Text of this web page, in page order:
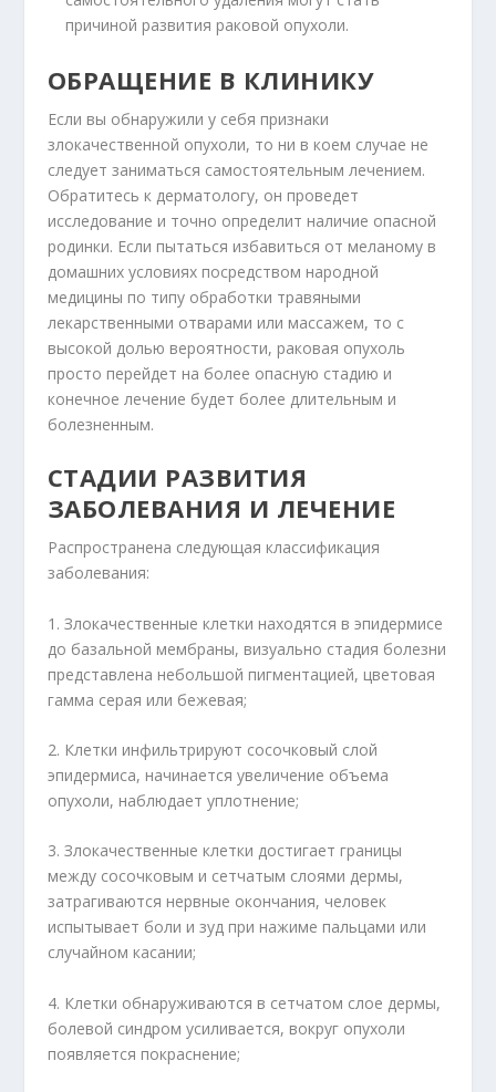
причиной развития раковой опухоли.
ОБРАЩЕНИЕ В КЛИНИКУ
Если вы обнаружили у себя признаки
злокачественной опухоли, то ни в коем случае не
следует заниматься самостоятельным лечением.
Обратитесь к дерматологу, он проведет
исследование и точно определит наличие опасной
родинки. Если пытаться избавиться от меланому в
домашних условиях посредством народной
медицины по типу обработки травяными
лекарственными отварами или массажем, то с
высокой долью вероятности, раковая опухоль
просто перейдет на более опасную стадию и
конечное лечение будет более длительным и
болезненным.
СТАДИИ РАЗВИТИЯ
ЗАБОЛЕВАНИЯ И ЛЕЧЕНИЕ
Распространена следующая классификация
заболевания:
1. Злокачественные клетки находятся в эпидермисе
до базальной мембраны, визуально стадия болезни
представлена небольшой пигментацией, цветовая
гамма серая или бежевая;
2. Клетки инфильтрируют сосочковый слой
эпидермиса, начинается увеличение объема
опухоли, наблюдает уплотнение;
3. Злокачественные клетки достигает границы
между сосочковым и сетчатым слоями дермы,
затрагиваются нервные окончания, человек
испытывает боли и зуд при нажиме пальцами или
случайном касании;
4. Клетки обнаруживаются в сетчатом слое дермы,
болевой синдром усиливается, вокруг опухоли
появляется покраснение;